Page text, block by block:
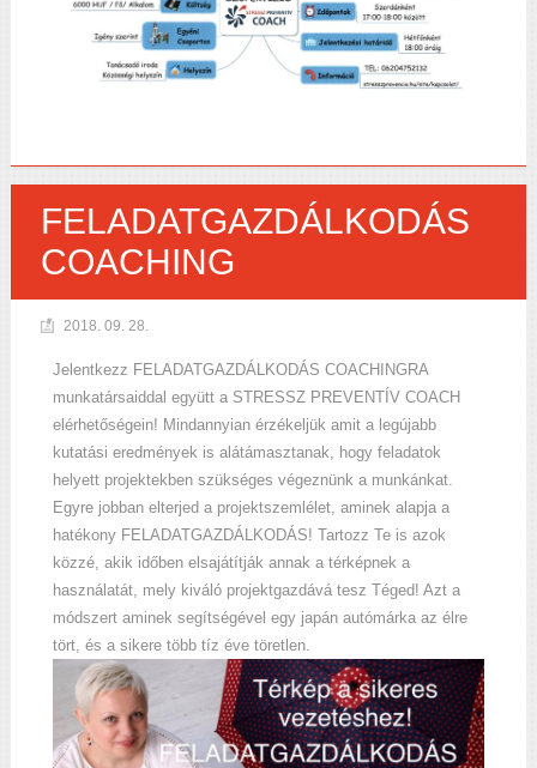
FELADATGAZDÁLKODÁS
COACHING
2018. 09. 28.
Jelentkezz FELADATGAZDÁLKODÁS COACHINGRA
munkatársaiddal együtt a STRESSZ PREVENTÍV COACH
elérhetőségein! Mindannyian érzékeljük amit a legújabb
kutatási eredmények is alátámasztanak, hogy feladatok
helyett projektekben szükséges végeznünk a munkánkat.
Egyre jobban elterjed a projektszemlélet, aminek alapja a
hatékony FELADATGAZDÁLKODÁS! Tartozz Te is azok
közzé, akik időben elsajátítják annak a térképnek a
használatát, mely kiváló projektgazdává tesz Téged! Azt a
módszert aminek segítségével egy japán autómárka az élre
tört, és a sikere több tíz éve töretlen.